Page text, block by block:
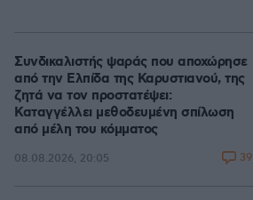
Συνδικαλιστής ψαράς που αποχώρησε
από την Ελπίδα της Καρυστιανού, της
ζητά να τον προστατέψει:
Καταγγέλλει μεθοδευμένη σπίλωση
από μέλη του κόμματος
08.08.2026, 20:05 39